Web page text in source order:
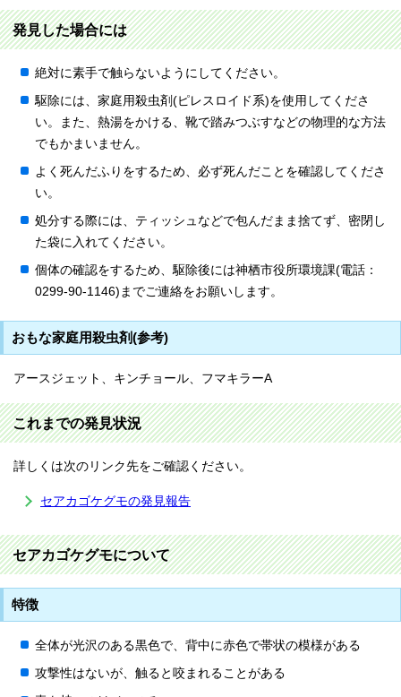
発見した場合には
絶対に素手で触らないようにしてください。
駆除には、家庭用殺虫剤(ピレスロイド系)を使用してくださ
い。また、熱湯をかける、靴で踏みつぶすなどの物理的な方法
でもかまいません。
よく死んだふりをするため、必ず死んだことを確認してくださ
い。
処分する際には、ティッシュなどで包んだまま捨てず、密閉し
た袋に入れてください。
個体の確認をするため、駆除後には神栖市役所環境課(電話：
0299-90-1146)までご連絡をお願いします。
おもな家庭用殺虫剤(参考)
アースジェット、キンチョール、フマキラーA
これまでの発見状況
詳しくは次のリンク先をご確認ください。
セアカゴケグモの発見報告
セアカゴケグモについて
特徴
全体が光沢のある黒色で、背中に赤色で帯状の模様がある
攻撃性はないが、触ると咬まれることがある